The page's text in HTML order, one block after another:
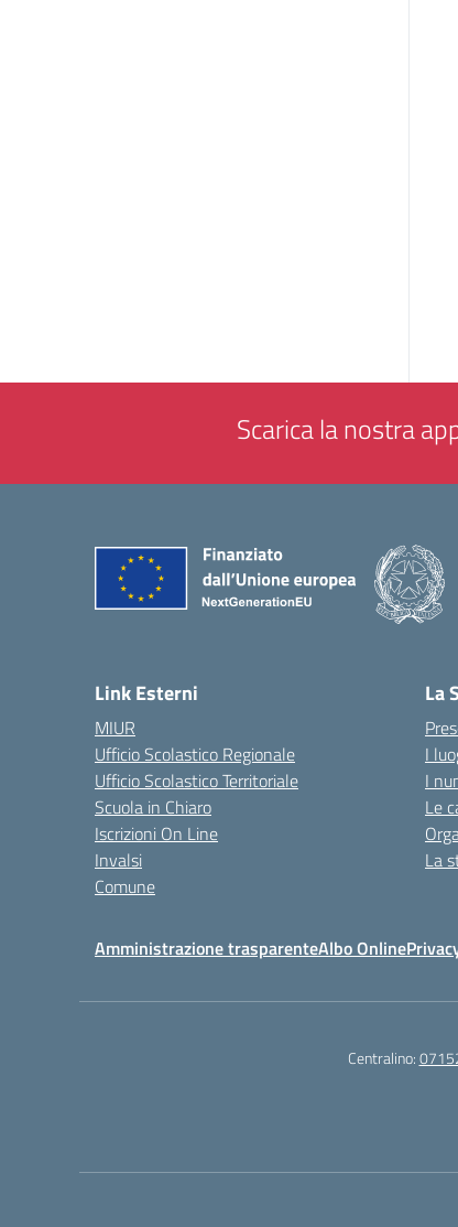
Scarica la nostra
Link Esterni
MIUR
Ufficio Scolastico Regionale
Ufficio Scolastico Territoriale
Scuola in Chiaro
Iscrizioni On Line
Invalsi
Comune
La
I
I
Le
La
Amministrazione trasparenteAlbo Online
Centralino: